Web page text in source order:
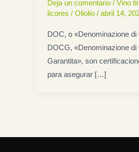
Deja un comentario / Vino
licores / Oliolio / abril 14,
DOC, o «Denominazione
DOCG, «Denominazione di
Garantita», son
para asegurar […]